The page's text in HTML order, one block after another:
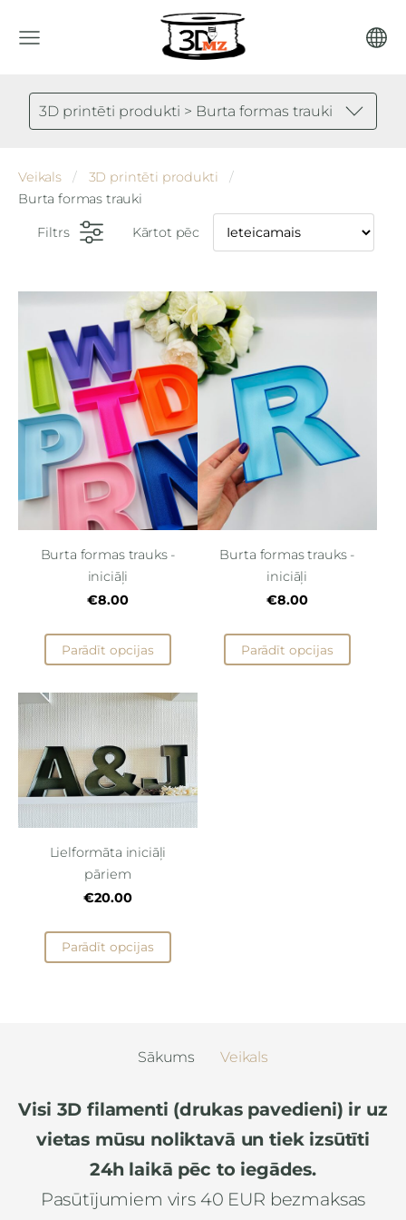
3D printēti produkti > Burta formas trauki
Veikals
3D printēti produkti
Burta formas trauki
Filtrs Kārtot pēc
Burta formas trauks -
iniciāļi
€8.00
Parādīt opcijas
Burta formas trauks -
iniciāļi
€8.00
Parādīt opcijas
Lielformāta iniciāļi
pāriem
€20.00
Parādīt opcijas
Sākums Veikals
Visi 3D filamenti (drukas pavedieni) ir uz
vietas mūsu noliktavā un tiek izsūtīti
24h laikā pēc to iegādes.
Pasūtījumiem virs 40 EUR bezmaksas